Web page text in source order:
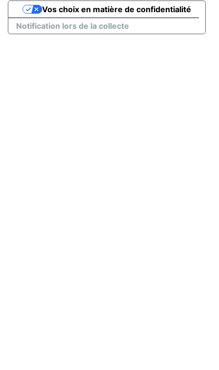
Notification lors de la collecte
Vos choix en matière de confidentialité